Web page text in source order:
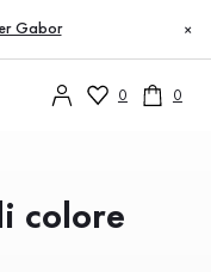
Gabor ×
0 0
colore